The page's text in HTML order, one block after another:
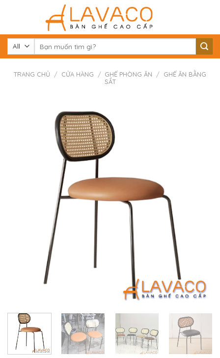
kiếm:
TRANG CHỦ / CỬA HÀNG / GHẾ PHÒNG ĂN / GHẾ ĂN BẰNG
SẮT